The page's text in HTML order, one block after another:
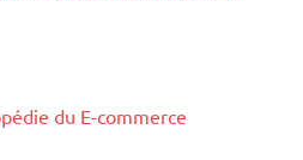
du E-commerce